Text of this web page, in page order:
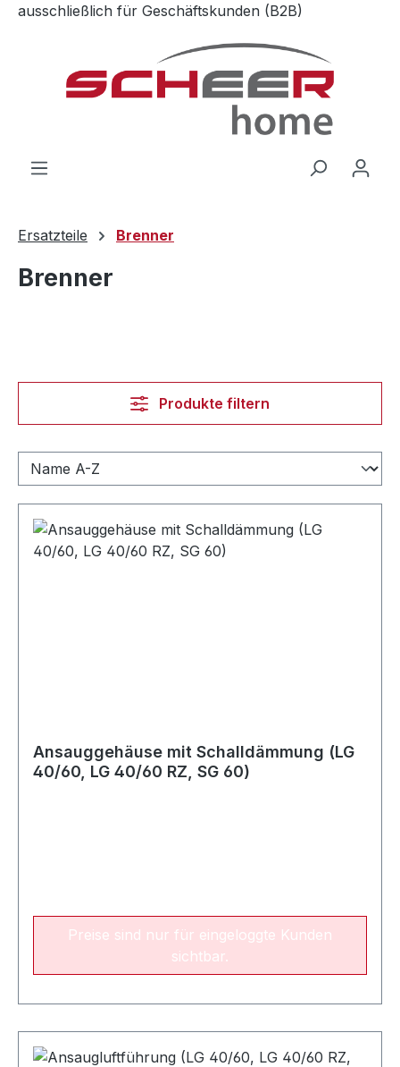
Zum Hauptinhalt springen
ausschließlich für Geschäftskunden (B2B)
Ersatzteile Brenner
Brenner
Produkte filtern
Ansauggehäuse mit Schalldämmung (LG
40/60, LG 40/60 RZ, SG 60)
Preise sind nur für eingeloggte Kunden
sichtbar.